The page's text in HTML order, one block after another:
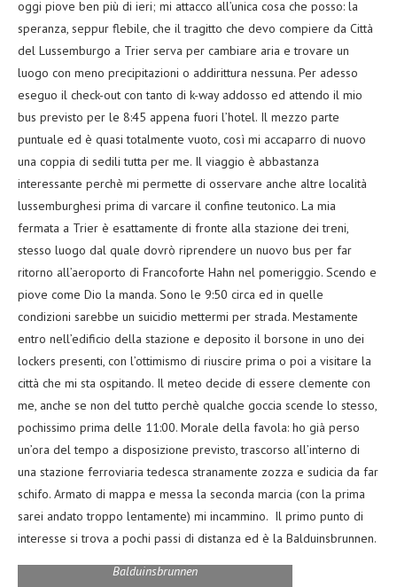
oggi piove ben più di ieri; mi attacco all’unica cosa che posso: la
speranza, seppur flebile, che il tragitto che devo compiere da Città
del Lussemburgo a Trier serva per cambiare aria e trovare un
luogo con meno precipitazioni o addirittura nessuna. Per adesso
eseguo il check-out con tanto di k-way addosso ed attendo il mio
bus previsto per le 8:45 appena fuori l’hotel. Il mezzo parte
puntuale ed è quasi totalmente vuoto, così mi accaparro di nuovo
una coppia di sedili tutta per me. Il viaggio è abbastanza
interessante perchè mi permette di osservare anche altre località
lussemburghesi prima di varcare il confine teutonico. La mia
fermata a Trier è esattamente di fronte alla stazione dei treni,
stesso luogo dal quale dovrò riprendere un nuovo bus per far
ritorno all’aeroporto di Francoforte Hahn nel pomeriggio. Scendo e
piove come Dio la manda. Sono le 9:50 circa ed in quelle
condizioni sarebbe un suicidio mettermi per strada. Mestamente
entro nell’edificio della stazione e deposito il borsone in uno dei
lockers presenti, con l’ottimismo di riuscire prima o poi a visitare la
città che mi sta ospitando. Il meteo decide di essere clemente con
me, anche se non del tutto perchè qualche goccia scende lo stesso,
pochissimo prima delle 11:00. Morale della favola: ho già perso
un’ora del tempo a disposizione previsto, trascorso all’interno di
una stazione ferroviaria tedesca stranamente zozza e sudicia da far
schifo. Armato di mappa e messa la seconda marcia (con la prima
sarei andato troppo lentamente) mi incammino. Il primo punto di
interesse si trova a pochi passi di distanza ed è la Balduinsbrunnen.
Balduinsbrunnen